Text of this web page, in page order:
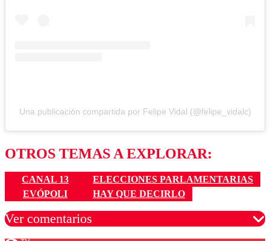
Una publicación compartida por Felipe Vidal (@felipe_vidalc)
OTROS TEMAS A EXPLORAR:
CANAL 13
ELECCIONES PARLAMENTARIAS
EVÓPOLI
HAY QUE DECIRLO
Ver comentarios